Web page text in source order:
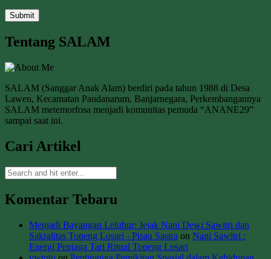
Tentang SALAM
SALAM (Sanggar Anak Alam) berdiri pada tahun 1988 di Desa
Lawen, Kecamatan Pandanarum, Banjarnegara, Perkembangannya
SALAM metemorfosa menjadi komunitas pemuda “ANANE29”
sampai saat ini.
Cari Artikel
Komentar Tebaru
Menjadi Bayangan Leluhur: Jejak Nani Dewi Sawitri dan
Sakralitas Topeng Losari - Pisau Sastra on Nani Sawitri :
Energi Penjaga Tari Ritual Topeng Losari